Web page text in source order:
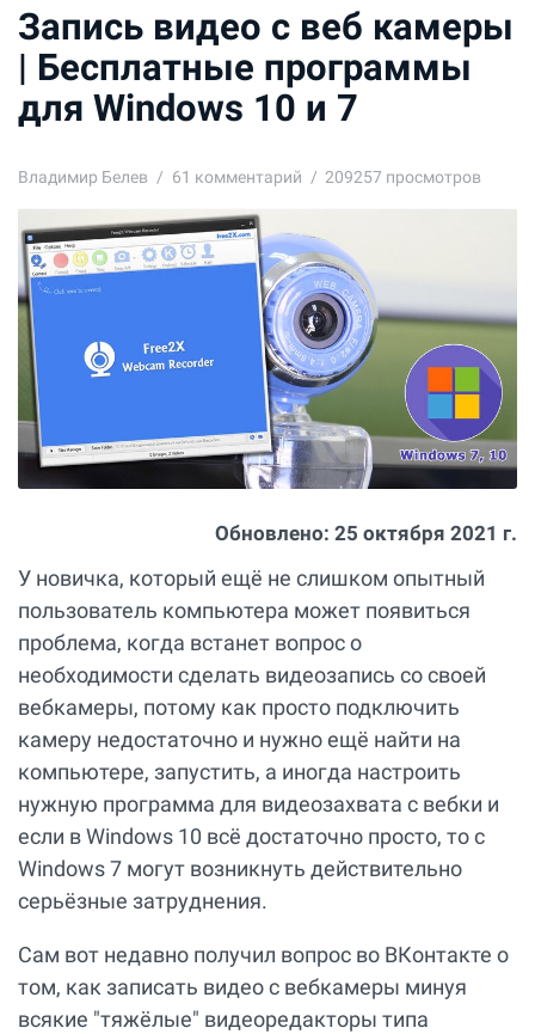
Запись видео с веб камеры
| Бесплатные программы
для Windows 10 и 7
Владимир Белев 61 комментарий 209257 просмотров
Обновлено: 25 октября 2021 г.
У новичка, который ещё не слишком опытный
пользователь компьютера может появиться
проблема, когда встанет вопрос о
необходимости сделать видеозапись со своей
вебкамеры, потому как просто подключить
камеру недостаточно и нужно ещё найти на
компьютере, запустить, а иногда настроить
нужную программа для видеозахвата с вебки и
если в Windows 10 всё достаточно просто, то с
Windows 7 могут возникнуть действительно
серьёзные затруднения.
Сам вот недавно получил вопрос во ВКонтакте о
том, как записать видео с вебкамеры минуя
всякие "тяжёлые" видеоредакторы типа